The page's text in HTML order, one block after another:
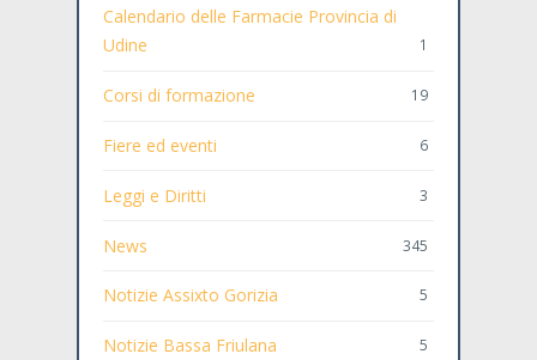
Calendario delle Farmacie Provincia di
Udine
1
Corsi di formazione 19
Fiere ed eventi 6
Leggi e Diritti 3
News 345
Notizie Assixto Gorizia 5
Notizie Bassa Friulana 5